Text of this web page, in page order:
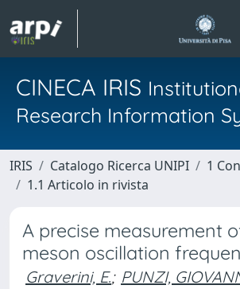
CINECA IRIS
Research Information
IRIS Catalogo Ricerca UNIPI
1
1.1 Articolo in rivista
A precise measurement
meson oscillation
Graverini, E.; PUNZI,